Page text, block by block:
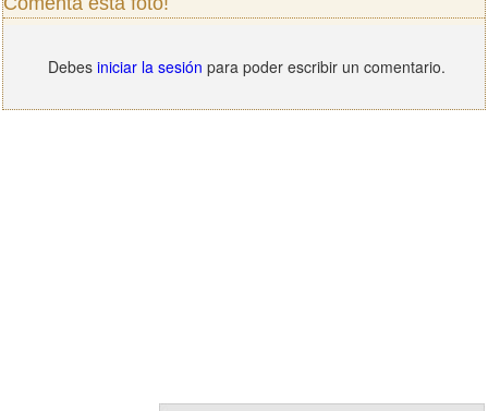
Debes iniciar la sesión para poder escribir un comentario.